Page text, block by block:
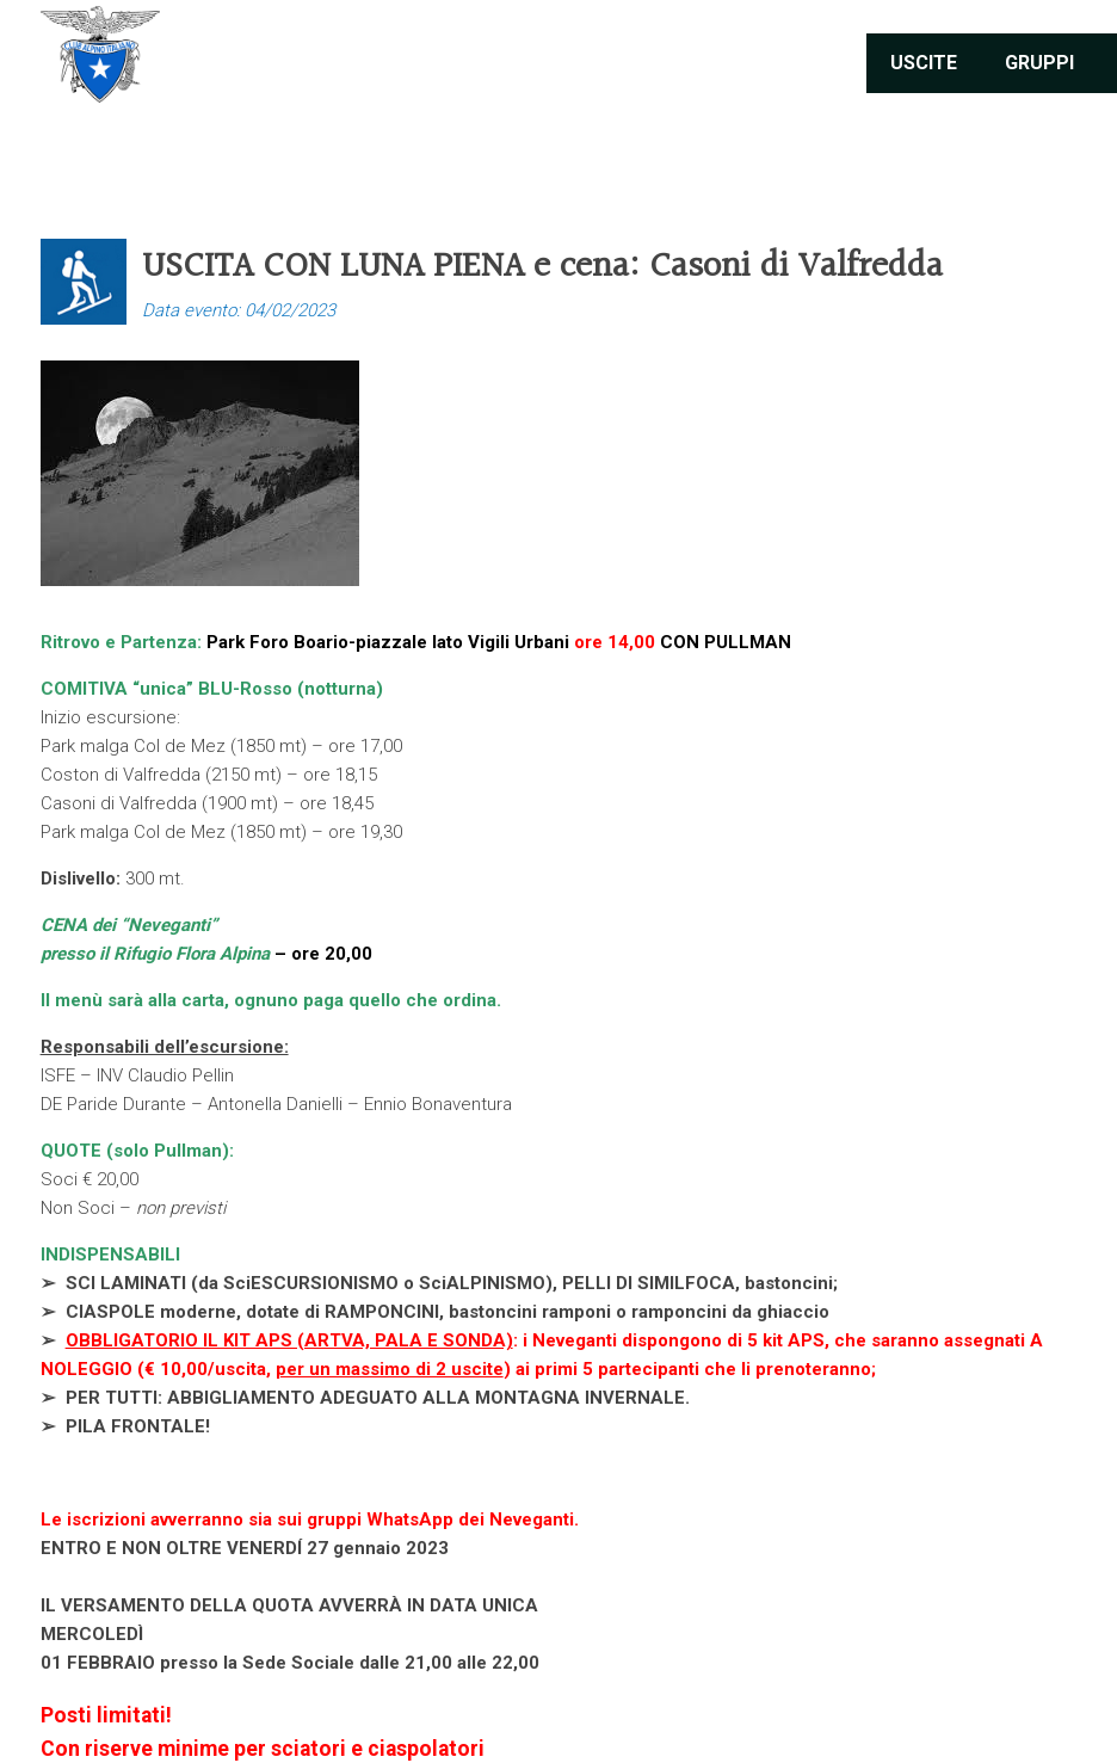
USCITE GRUPPI
USCITA CON LUNA PIENA e cena: Casoni di Valfredda
Data evento: 04/02/2023
Ritrovo e Partenza: Park Foro Boario-piazzale lato Vigili Urbani ore 14,00CON PULLMAN
COMITIVA “unica” BLU-Rosso (notturna)
Inizio escursione:
Park malga Col de Mez (1850 mt) – ore 17,00
Coston di Valfredda (2150 mt) – ore 18,15
Casoni di Valfredda (1900 mt) – ore 18,45
Park malga Col de Mez (1850 mt) – ore 19,30
Dislivello: 300 mt.
CENA dei “Neveganti”
presso il Rifugio Flora Alpina– ore 20,00
Il menù sarà alla carta, ognuno paga quello che ordina.
Responsabili dell’escursione:
ISFE – INV Claudio Pellin
DE Paride Durante – Antonella Danielli – Ennio Bonaventura
QUOTE (solo Pullman):
Soci € 20,00
Non Soci – non previsti
INDISPENSABILI
➢ SCI LAMINATI (da SciESCURSIONISMO o SciALPINISMO), PELLI DI SIMILFOCA, bastoncini;
➢ CIASPOLE moderne, dotate di RAMPONCINI, bastoncini ramponi o ramponcini da ghiaccio
➢ OBBLIGATORIO IL KIT APS (ARTVA, PALA E SONDA): i Neveganti dispongono di 5 kit APS, che saranno assegnati A
NOLEGGIO (€ 10,00/uscita, per un massimo di 2 uscite) ai primi 5 partecipanti che li prenoteranno;
➢ PER TUTTI: ABBIGLIAMENTO ADEGUATO ALLA MONTAGNA INVERNALE.
➢ PILA FRONTALE!
Le iscrizioni avverranno sia sui gruppi WhatsApp dei Neveganti.
ENTRO E NON OLTRE VENERDÍ 27 gennaio 2023
IL VERSAMENTO DELLA QUOTA AVVERRÀ IN DATA UNICA
MERCOLEDÌ
01 FEBBRAIO presso la Sede Sociale dalle 21,00 alle 22,00
Posti limitati!
Con riserve minime per sciatori e ciaspolatori